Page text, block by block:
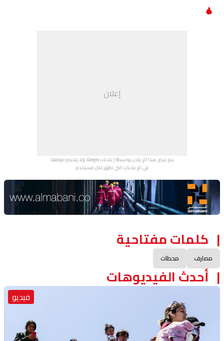
إعلان
يتم عرض هذا الإعلان بواسطة إعلانات Google، ولا يتحكم موقعنا
في الإعلانات التي تظهر لكل مستخدم.
Advertisement Section
كلمات مفتاحية
مصارف محطات
أحدث الفيديوهات
فيديو